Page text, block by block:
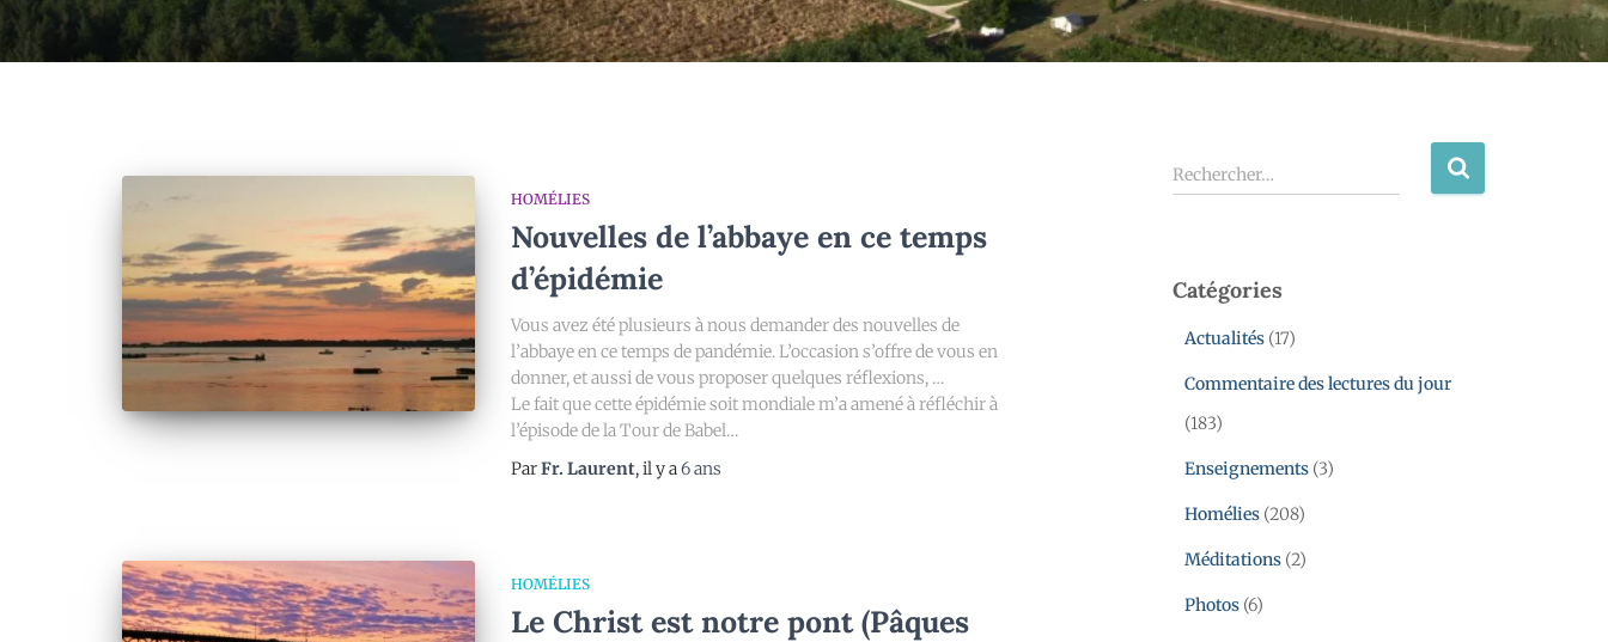
HOMÉLIES
Nouvelles de l’abbaye en ce temps
d’épidémie
Vous avez été plusieurs à nous demander des nouvelles de
l’abbaye en ce temps de pandémie. L’occasion s’offre de vous en
donner, et aussi de vous proposer quelques réflexions, …
Le fait que cette épidémie soit mondiale m’a amené à réfléchir à
l’épisode de la Tour de Babel…
ParFr. Laurent, il y a6 ans
HOMÉLIES
Le Christ est notre pont (Pâques
Rechercher…
Catégories
Actualités(17)
Commentaire des lectures du jour
(183)
Enseignements(3)
Homélies(208)
Méditations(2)
Photos(6)